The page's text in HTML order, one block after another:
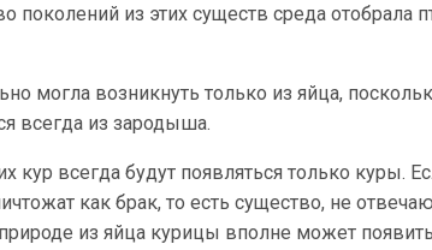
поколений из этих существ среда отобрала
могла возникнуть только из яйца,
всегда из зародыша.
кур всегда будут появляться только куры.
как брак, то есть существо, не
из яйца курицы вполне может